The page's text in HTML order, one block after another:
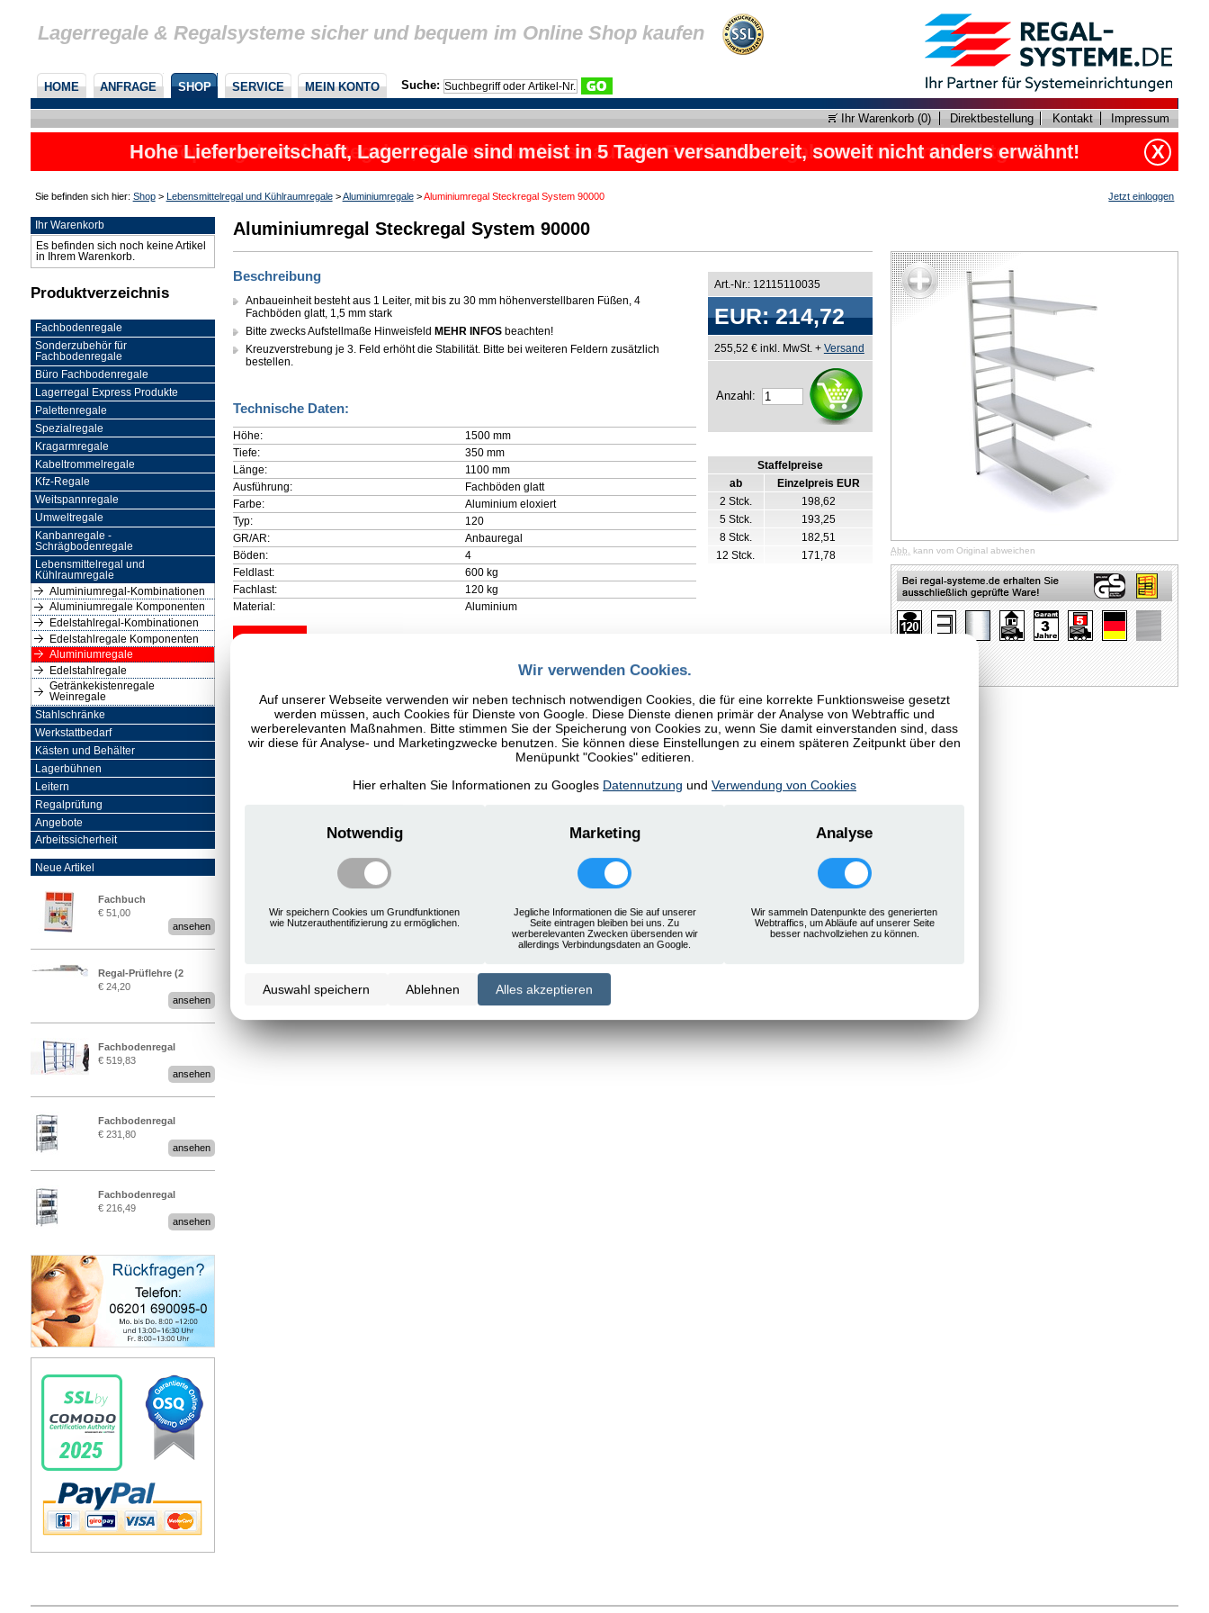
Lagerregale & Regalsysteme sicher und bequem im Online Shop kaufen
HOME ANFRAGE SHOP SERVICE MEIN KONTO Suche:
Ihr Warenkorb (0) Direktbestellung Kontakt Impressum
Hohe Lieferbereitschaft, Lagerregale sind meist in 5 Tagen versandbereit, soweit nicht anders erwähnt! X
Jetzt einloggen
Sie befinden sich hier: Shop> Lebensmittelregal und Kühlraumregale>Aluminiumregale>Aluminiumregal Steckregal System 90000
Ihr Warenkorb
Es befinden sich noch keine Artikel
in Ihrem Warenkorb.
Produktverzeichnis
Fachbodenregale
Sonderzubehör für
Fachbodenregale
Büro Fachbodenregale
Lagerregal Express Produkte
Palettenregale
Spezialregale
Kragarmregale
Kabeltrommelregale
Kfz-Regale
Weitspannregale
Umweltregale
Kanbanregale -
Schrägbodenregale
Lebensmittelregal und
Kühlraumregale
Aluminiumregal-Kombinationen
Aluminiumregale Komponenten
Edelstahlregal-Kombinationen
Edelstahlregale Komponenten
Aluminiumregale
Edelstahlregale
Getränkekistenregale
Weinregale
Stahlschränke
Werkstattbedarf
Kästen und Behälter
Lagerbühnen
Leitern
Regalprüfung
Angebote
Arbeitssicherheit
Neue Artikel
Fachbuch
„Regalprüfung nach DIN
€ 51,00
ansehen
Regal-Prüflehre (2
Stück)
€ 24,20
ansehen
Fachbodenregal
Stecksystem MultiPlus
2,25 Meter breit
€ 519,83
ansehen
Fachbodenregal
Stecksystem MultiPlus
€ 231,80
ansehen
Fachbodenregal
Stecksystem MultiPlus
€ 216,49
ansehen
Aluminiumregal Steckregal System 90000
Abb. kann vom Original abweichen
Art.-Nr.: 12115110035
EUR: 214,72
255,52 € inkl. MwSt. + Versand
Anzahl:
Staffelpreise
ab
Einzelpreis EUR
2 Stck.
198,62
5 Stck.
193,25
8 Stck.
182,51
12 Stck.
171,78
Beschreibung
Anbaueinheit besteht aus 1 Leiter, mit bis zu 30 mm höhenverstellbaren Füßen, 4
Fachböden glatt, 1,5 mm stark
Bitte zwecks Aufstellmaße HinweisfeldMEHR INFOS beachten!
Kreuzverstrebung je 3. Feld erhöht die Stabilität. Bitte bei weiteren Feldern zusätzlich
bestellen.
Technische Daten:
Höhe:
1500 mm
Tiefe:
350 mm
Länge:
1100 mm
Ausführung:
Fachböden glatt
Farbe:
Aluminium eloxiert
Typ:
120
GR/AR:
Anbauregal
Böden:
4
Feldlast:
600 kg
Fachlast:
120 kg
Material:
Aluminium
Wir verwenden Cookies.
Auf unserer Webseite verwenden wir neben technisch notwendigen Cookies, die für eine korrekte Funktionsweise gesetzt
werden müssen, auch Cookies für Dienste von Google. Diese Dienste dienen primär der Analyse von Webtraffic und
werberelevanten Maßnahmen. Bitte stimmen Sie der Speicherung von Cookies zu, wenn Sie damit einverstanden sind, dass
wir diese für Analyse- und Marketingzwecke benutzen. Sie können diese Einstellungen zu einem späteren Zeitpunkt über den
Menüpunkt "Cookies" editieren.
Hier erhalten Sie Informationen zu Googles Datennutzung und Verwendung von Cookies
Notwendig
Wir speichern Cookies um Grundfunktionen
wie Nutzerauthentifizierung zu ermöglichen.
Marketing
Jegliche Informationen die Sie auf unserer
Seite eintragen bleiben bei uns. Zu
werberelevanten Zwecken übersenden wir
allerdings Verbindungsdaten an Google.
Analyse
Wir sammeln Datenpunkte des generierten
Webtraffics, um Abläufe auf unserer Seite
besser nachvollziehen zu können.
Auswahl speichern Ablehnen Alles akzeptieren